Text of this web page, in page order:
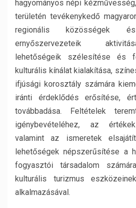
hagyományos népi
területén tevékenykedő
regionális közösségek
ernyőszervezeteik
lehetőségeik szélesítése és
kulturális kínálat kialakítása,
ifjúsági korosztály számára
iránti érdeklődés erősítése,
továbbadása. Feltételek
igénybevételéhez, az
valamint az ismeretek
lehetőségek népszerűsítése a
fogyasztói társadalom
kulturális turizmus
alkalmazásával.